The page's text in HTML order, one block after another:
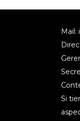
Mail:
Si